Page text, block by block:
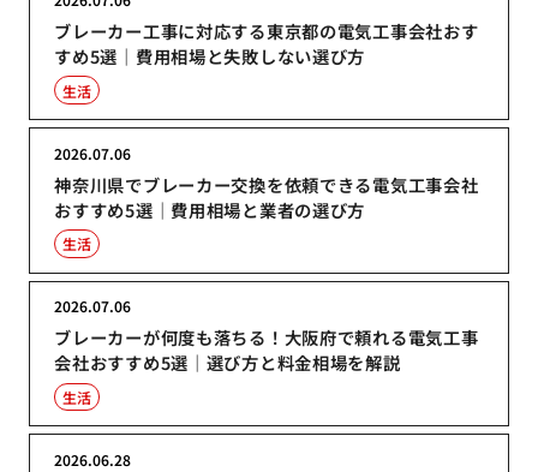
ブレーカー工事に対応する東京都の電気工事会社おす
すめ5選｜費用相場と失敗しない選び方
生活
神奈川県でブレーカー交換を依頼できる電気工事会社
おすすめ5選｜費用相場と業者の選び方
2026.07.06
生活
ブレーカーが何度も落ちる！大阪府で頼れる電気工事
会社おすすめ5選｜選び方と料金相場を解説
2026.07.06
生活
2026.06.28